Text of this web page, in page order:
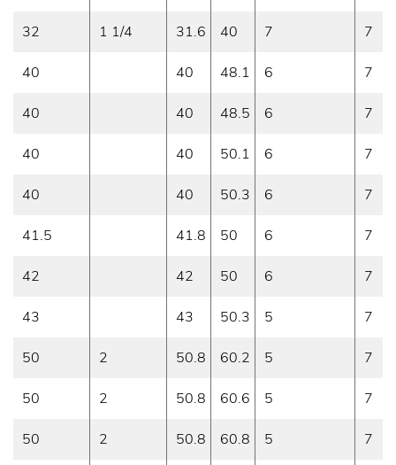
32 1 1/4 31.6 40 7 7
40 40 48.1 6 7
40 40 48.5 6 7
40 40 50.1 6 7
40 40 50.3 6 7
41.5 41.8 50 6 7
42 42 50 6 7
43 43 50.3 5 7
50 2 50.8 60.2 5 7
50 2 50.8 60.6 5 7
50 2 50.8 60.8 5 7